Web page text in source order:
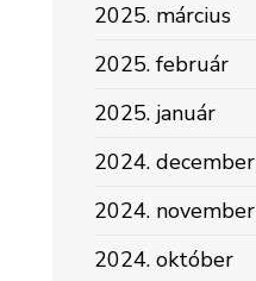
2025. március
2025. február
2025. január
2024. december
2024. november
2024. október